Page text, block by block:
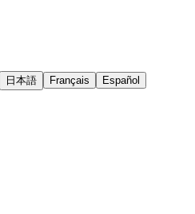
日本語 Français
Español